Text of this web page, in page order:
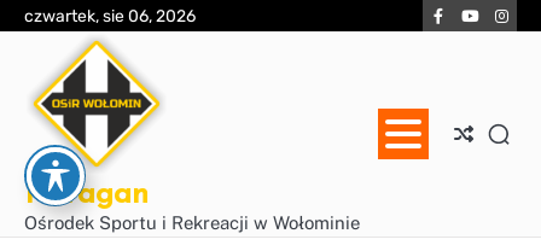
Skip
content
czwartek, sie 06, 2026 Facebook
YouTube
Huragan
Ośrodek Sportu i Rekreacji w Wołominie